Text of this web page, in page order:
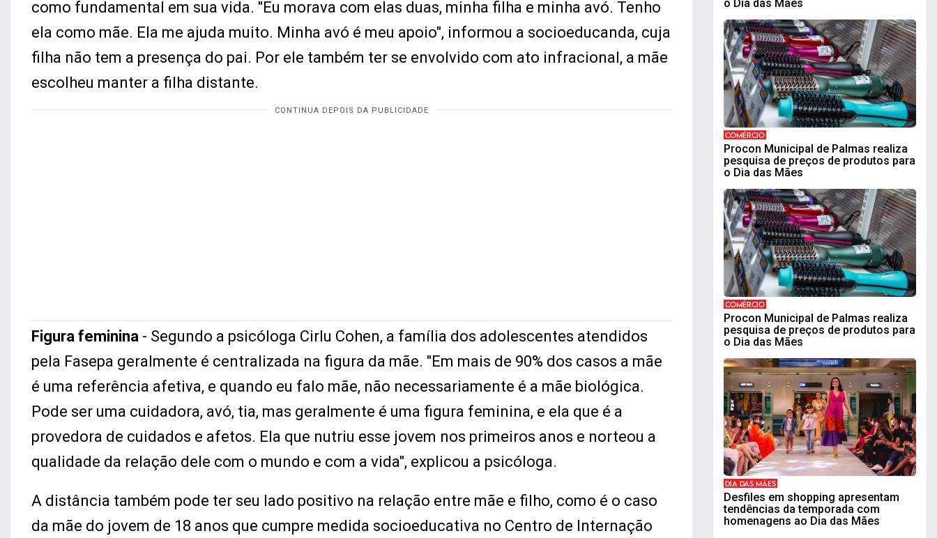
como fundamental em sua vida. "Eu morava com elas duas, minha filha e minha avó. Tenho
ela como mãe. Ela me ajuda muito. Minha avó é meu apoio", informou a socioeducanda, cuja
filha não tem a presença do pai. Por ele também ter se envolvido com ato infracional, a mãe
escolheu manter a filha distante.
Figura feminina - Segundo a psicóloga Cirlu Cohen, a família dos adolescentes atendidos
pela Fasepa geralmente é centralizada na figura da mãe. "Em mais de 90% dos casos a mãe
é uma referência afetiva, e quando eu falo mãe, não necessariamente é a mãe biológica.
Pode ser uma cuidadora, avó, tia, mas geralmente é uma figura feminina, e ela que é a
provedora de cuidados e afetos. Ela que nutriu esse jovem nos primeiros anos e norteou a
qualidade da relação dele com o mundo e com a vida", explicou a psicóloga.
A distância também pode ter seu lado positivo na relação entre mãe e filho, como é o caso
da mãe do jovem de 18 anos que cumpre medida socioeducativa no Centro de Internação
o Dia das Mães
COMÉRCIO
Procon Municipal de Palmas realiza
pesquisa de preços de produtos para
o Dia das Mães
COMÉRCIO
Procon Municipal de Palmas realiza
pesquisa de preços de produtos para
o Dia das Mães
DIA DAS MÃES
Desfiles em shopping apresentam
tendências da temporada com
homenagens ao Dia das Mães